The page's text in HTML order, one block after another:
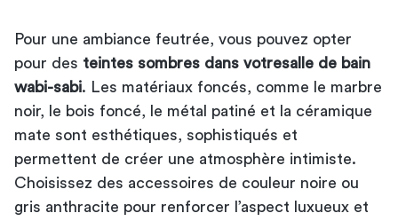
Pour une ambiance feutrée, vous pouvez opter
pour des teintes sombres dans votresalle de bain
wabi-sabi. Les matériaux foncés, comme le marbre
noir, le bois foncé, le métal patiné et la céramique
mate sont esthétiques, sophistiqués et
permettent de créer une atmosphère intimiste.
Choisissez des accessoires de couleur noire ou
gris anthracite pour renforcer l’aspect luxueux et